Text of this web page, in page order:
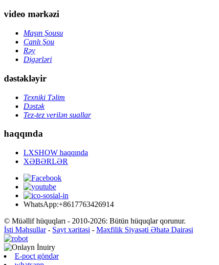
video mərkəzi
Maşın Şousu
Canlı Şou
Rəy
Digərləri
dəstəkləyir
Texniki Təlim
Dəstək
Tez-tez verilən suallar
haqqında
LXSHOW haqqında
XƏBƏRLƏR
WhatsApp:+8617763426914
© Müəllif hüquqları - 2010-2026: Bütün hüquqlar qorunur.
İsti Məhsullar- Sayt xəritəsi - Məxfilik Siyasəti Əhatə Dairəsi
E-poçt göndər